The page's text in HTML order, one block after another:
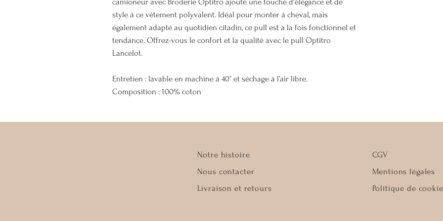
style à ce vêtement polyvalent. Idéal pour monter à cheval, mais
également adapté au quotidien citadin, ce pull est à la fois fonctionnel et
tendance. Offrez-vous le confort et la qualité avec le pull Optitro
Lancelot.
Entretien : lavable en machine à 40° et séchage à l’air libre.
Composition : 100% coton
Notre histoire
Nous contacter
Livraison et retours
CGV
Mentions légales
Politique de